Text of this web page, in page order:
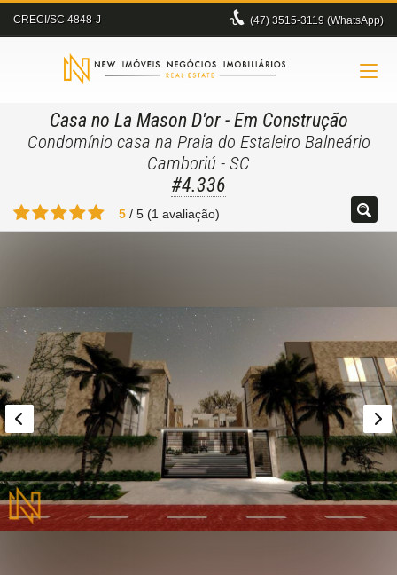
CRECI/SC 4848-J (47) 3515-3119 (WhatsApp)
Casa no La Mason D'or- Em Construção
Condomínio casa na Praia do Estaleiro Balneário
Camboriú - SC
#4.336
5 / 5 (1 avaliação)